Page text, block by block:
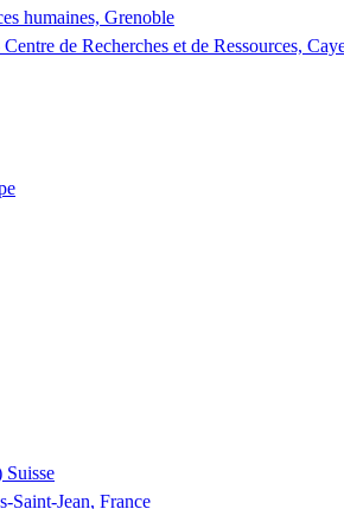
humaines, Grenoble
de Recherches et de Ressources,
Suisse
Saint-Jean, France